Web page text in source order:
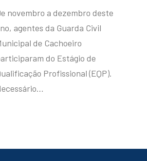
novembro a dezembro deste
agentes da Guarda Civil
de Cachoeiro
do Estágio de
Profissional (EQP).